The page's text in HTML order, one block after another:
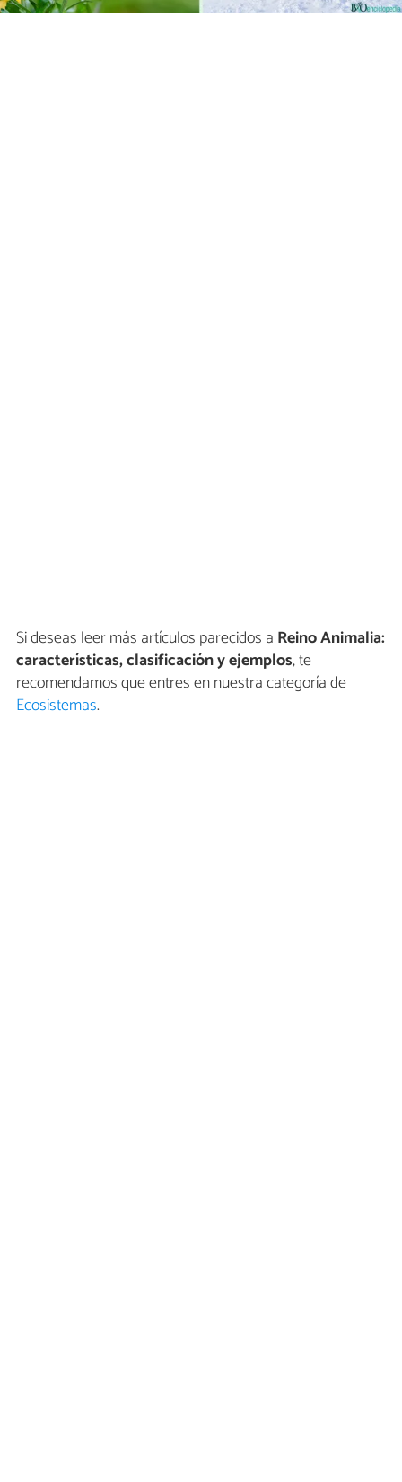
Si deseas leer más artículos parecidos a Reino Animalia:
características, clasificación y ejemplos, te
recomendamos que entres en nuestra categoría de
Ecosistemas.